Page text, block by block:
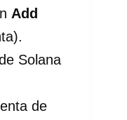
Add
Solana
de